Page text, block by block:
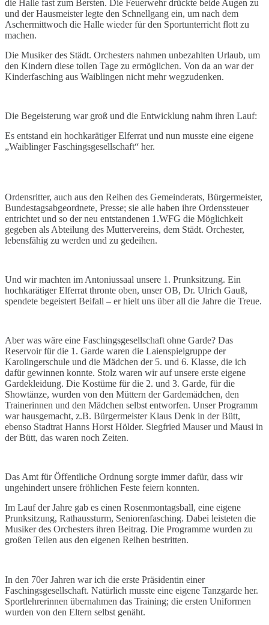
die Halle fast zum Bersten. Die Feuerwehr drückte beide Augen zu
und der Hausmeister legte den Schnellgang ein, um nach dem
Aschermittwoch die Halle wieder für den Sportunterricht flott zu
machen.
Die Musiker des Städt. Orchesters nahmen unbezahlten Urlaub, um
den Kindern diese tollen Tage zu ermöglichen. Von da an war der
Kinderfasching aus Waiblingen nicht mehr wegzudenken.
Die Begeisterung war groß und die Entwicklung nahm ihren Lauf:
Es entstand ein hochkarätiger Elferrat und nun musste eine eigene
„Waiblinger Faschingsgesellschaft“ her.
Ordensritter, auch aus den Reihen des Gemeinderats, Bürgermeister,
Bundestagsabgeordnete, Presse; sie alle haben ihre Ordenssteuer
entrichtet und so der neu entstandenen 1.WFG die Möglichkeit
gegeben als Abteilung des Muttervereins, dem Städt. Orchester,
lebensfähig zu werden und zu gedeihen.
Und wir machten im Antoniussaal unsere 1. Prunksitzung. Ein
hochkarätiger Elferrat thronte oben, unser OB, Dr. Ulrich Gauß,
spendete begeistert Beifall – er hielt uns über all die Jahre die Treue.
Aber was wäre eine Faschingsgesellschaft ohne Garde? Das
Reservoir für die 1. Garde waren die Laienspielgruppe der
Karolingerschule und die Mädchen der 5. und 6. Klasse, die ich
dafür gewinnen konnte. Stolz waren wir auf unsere erste eigene
Gardekleidung. Die Kostüme für die 2. und 3. Garde, für die
Showtänze, wurden von den Müttern der Gardemädchen, den
Trainerinnen und den Mädchen selbst entworfen. Unser Programm
war hausgemacht, z.B. Bürgermeister Klaus Denk in der Bütt,
ebenso Stadtrat Hanns Horst Hölder. Siegfried Mauser und Mausi in
der Bütt, das waren noch Zeiten.
Das Amt für Öffentliche Ordnung sorgte immer dafür, dass wir
ungehindert unsere fröhlichen Feste feiern konnten.
Im Lauf der Jahre gab es einen Rosenmontagsball, eine eigene
Prunksitzung, Rathaussturm, Seniorenfasching. Dabei leisteten die
Musiker des Orchesters ihren Beitrag. Die Programme wurden zu
großen Teilen aus den eigenen Reihen bestritten.
In den 70er Jahren war ich die erste Präsidentin einer
Faschingsgesellschaft. Natürlich musste eine eigene Tanzgarde her.
Sportlehrerinnen übernahmen das Training; die ersten Uniformen
wurden von den Eltern selbst genäht.